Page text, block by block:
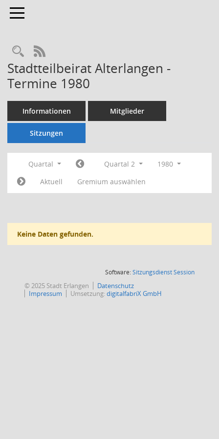
Toggle navigation
Rechercheauswahl
RSS-Feed
Stadtteilbeirat Alterlangen -
Termine 1980
Informationen Mitglieder
Sitzungen
Quartal Quartal 2
1980
Aktuell
Gremium auswählen
Keine Daten gefunden.
Software:SitzungsdienstSession(Wird in
© 2025 Stadt Erlangen
Datenschutz
Impressum
Umsetzung:digitalfabriX GmbH